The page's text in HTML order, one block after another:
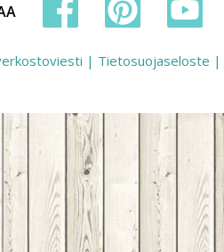
| Tietosuojaseloste |